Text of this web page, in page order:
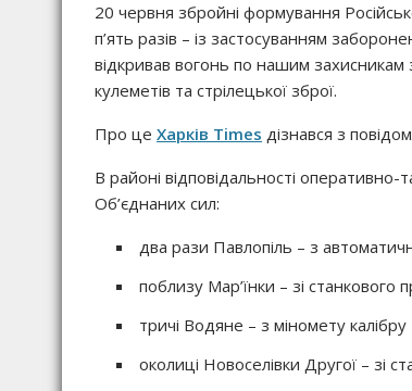
20 червня збройні формування
п’ять разів – із застосуванням
відкривав вогонь по нашим захисникам
кулеметів та стрілецької зброї.
Про це Харків Times дізнався з
В районі відповідальності оперативно-
Об’єднаних сил:
два рази Павлопіль – з
поблизу Мар’їнки – зі станкового
тричі Водяне – з міномету
околиці Новоселівки Другої – зі